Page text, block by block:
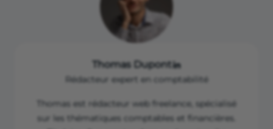
Thomas Dupont
Rédacteur expert en comptabilité
Thomas est rédacteur web freelance, spécialisé
sur les thématiques comptables et financières.